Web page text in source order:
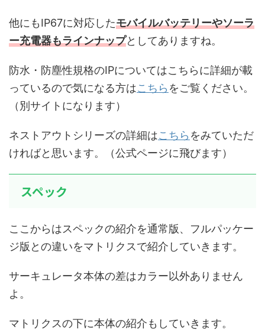
他にもIP67に対応したモバイルバッテリーやソーラ
ー充電器もラインナップとしてありますね。
防水・防塵性規格のIPについてはこちらに詳細が載
っているので気になる方はこちら をご覧ください。
（別サイトになります）
ネストアウトシリーズの詳細はこちら をみていただ
ければと思います。（公式ページに飛びます）
スペック
ここからはスペックの紹介を通常版、フルパッケー
ジ版との違いをマトリクスで紹介していきます。
サーキュレータ本体の差はカラー以外ありません
よ。
マトリクスの下に本体の紹介もしていきます。